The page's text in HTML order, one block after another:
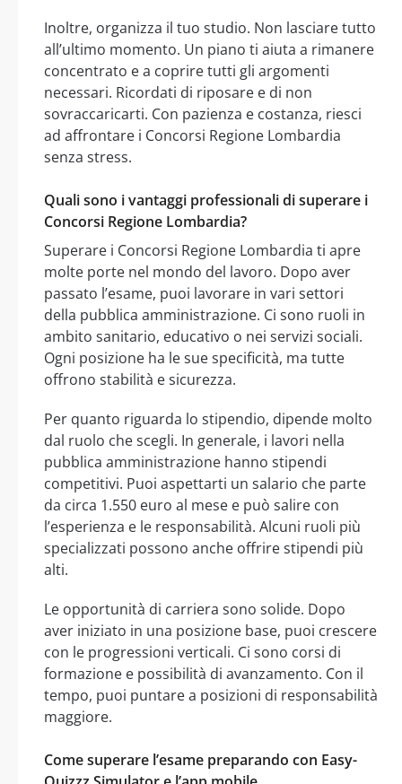
Inoltre, organizza il tuo studio. Non lasciare tutto
all’ultimo momento. Un piano ti aiuta a rimanere
concentrato e a coprire tutti gli argomenti
necessari. Ricordati di riposare e di non
sovraccaricarti. Con pazienza e costanza, riesci
ad affrontare i Concorsi Regione Lombardia
senza stress.
Quali sono i vantaggi professionali di superare i
Concorsi Regione Lombardia?
Superare i Concorsi Regione Lombardia ti apre
molte porte nel mondo del lavoro. Dopo aver
passato l’esame, puoi lavorare in vari settori
della pubblica amministrazione. Ci sono ruoli in
ambito sanitario, educativo o nei servizi sociali.
Ogni posizione ha le sue specificità, ma tutte
offrono stabilità e sicurezza.
Per quanto riguarda lo stipendio, dipende molto
dal ruolo che scegli. In generale, i lavori nella
pubblica amministrazione hanno stipendi
competitivi. Puoi aspettarti un salario che parte
da circa 1.550 euro al mese e può salire con
l’esperienza e le responsabilità. Alcuni ruoli più
specializzati possono anche offrire stipendi più
alti.
Le opportunità di carriera sono solide. Dopo
aver iniziato in una posizione base, puoi crescere
con le progressioni verticali. Ci sono corsi di
formazione e possibilità di avanzamento. Con il
tempo, puoi puntare a posizioni di responsabilità
maggiore.
Come superare l’esame preparando con Easy-